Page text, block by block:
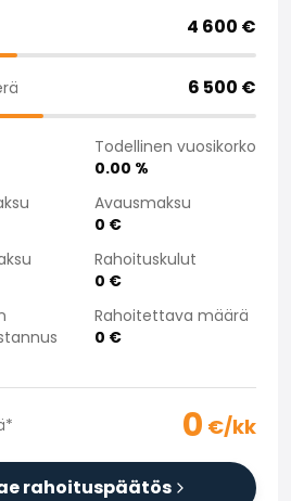
4 600 €
6 500 €
Todellinen vuosikorko
0.00 %
Avausmaksu
0 €
Rahoituskulut
0 €
Rahoitettava määrä
0 €
* 0 €/kk
rahoituspäätös